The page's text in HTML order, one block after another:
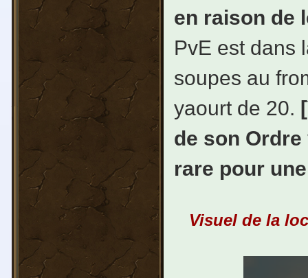
en raison de
PvE est dans
soupes au
yaourt de 20.
de son
rare pour
Visuel de la